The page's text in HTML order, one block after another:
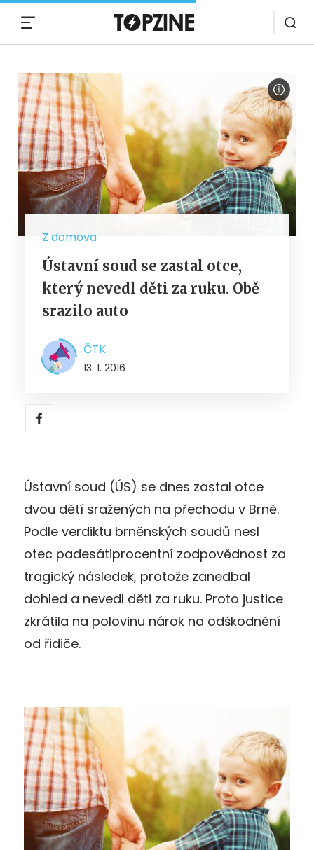
Z domova
Ústavní soud se zastal otce,
který nevedl děti za ruku. Obě
srazilo auto
ČTK
13. 1. 2016
Ústavní soud (ÚS) se dnes zastal otce
dvou dětí sražených na přechodu v Brně.
Podle verdiktu brněnských soudů nesl
otec padesátiprocentní zodpovědnost za
tragický následek, protože zanedbal
dohled a nevedl děti za ruku. Proto justice
zkrátila na polovinu nárok na odškodnění
od řidiče.